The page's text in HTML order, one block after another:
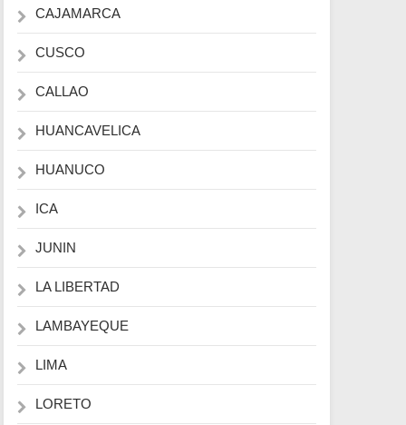
CAJAMARCA
CUSCO
CALLAO
HUANCAVELICA
HUANUCO
ICA
JUNIN
LA LIBERTAD
LAMBAYEQUE
LIMA
LORETO